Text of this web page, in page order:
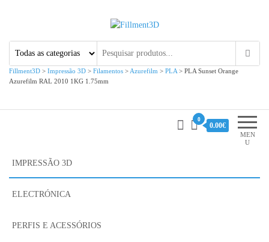
Fillment3D
Fillment3D > Impressão 3D > Filamentos > Azurefilm > PLA > PLA Sunset Orange
Azurefilm RAL 2010 1KG 1.75mm
MEN
U
0
0.00€
IMPRESSÃO 3D
ELECTRÓNICA
PERFIS E ACESSÓRIOS